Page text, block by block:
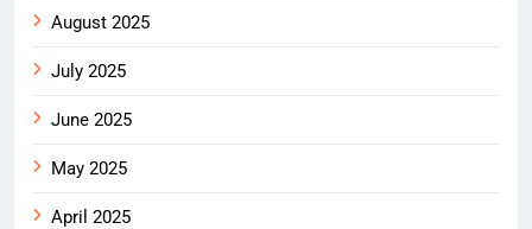
August 2025
July 2025
June 2025
May 2025
April 2025